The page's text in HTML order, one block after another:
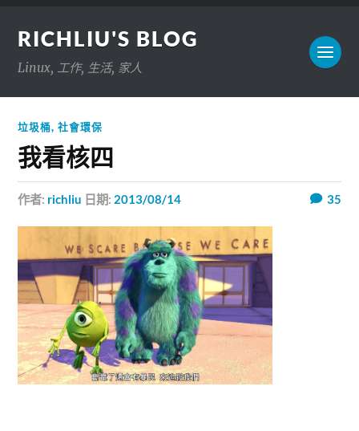
RICHLIU'S BLOG
Linux, 工作, 生活, 家人
垃圾桶,社會環保
我看核四
作者: richliu 日期: 2013/08/14 35